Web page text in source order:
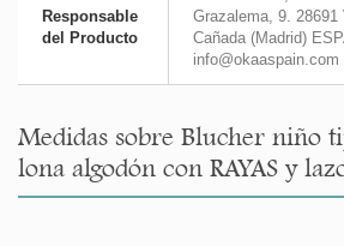
Responsable
del Producto
Grazalema, 9. 28691
Cañada (Madrid)
info@okaaspain.com
Medidas sobre Blucher niño
lona algodón con RAYAS y